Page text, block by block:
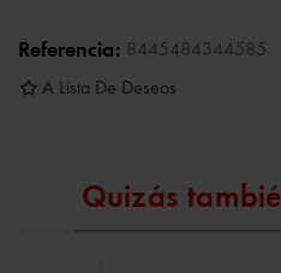
Referencia: 8445484344585
A Lista De Deseos
Quizás